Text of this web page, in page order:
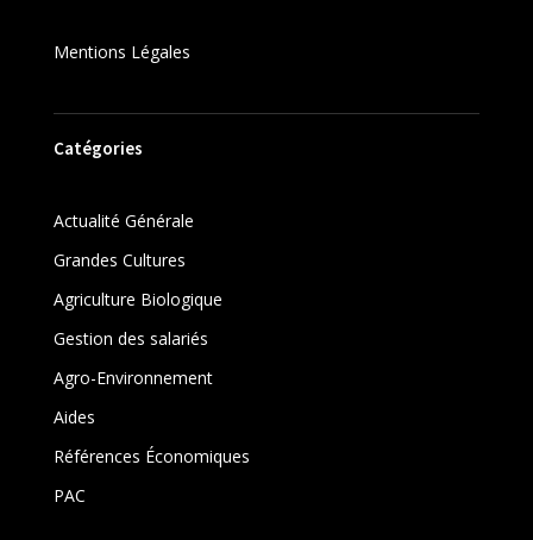
Mentions Légales
Catégories
Actualité Générale
Grandes Cultures
Agriculture Biologique
Gestion des salariés
Agro-Environnement
Aides
Références Économiques
PAC